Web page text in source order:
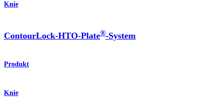
Knie
ContourLock-HTO-Plate®-System
Produkt
Knie